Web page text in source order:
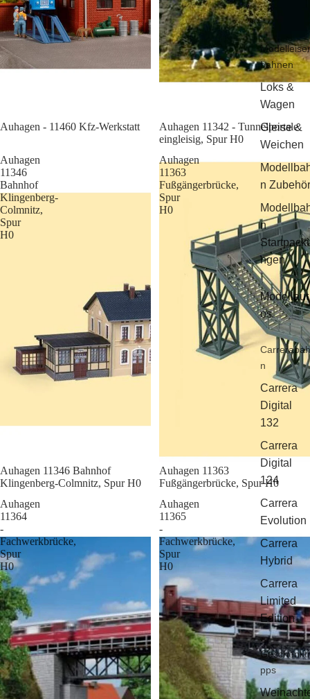
bahnen
Loks &
Wagen
Gleise &
Weichen
n Zubehör
n
ngen
Modellaut
os
Carrerabah
n
Carrera
Digital
132
Carrera
Digital
124
Carrera
Evolution
Carrera
Hybrid
Carrera
Limited
Edition
Geschenkti
pps
Sale
Auhagen - 11460 Kfz-Werkstatt
Auhagen 11342 - Tunnelportale
eingleisig, Spur H0
Auhagen
11346
Bahnhof
Klingenberg-
Colmnitz,
Spur
H0
Sale
Auhagen 11346 Bahnhof
Klingenberg-Colmnitz, Spur H0
Auhagen
11363
Fußgängerbrücke,
Spur
H0
Sale
Auhagen 11363
Fußgängerbrücke, Spur H0
Auhagen
11364
-
Fachwerkbrücke,
Spur
H0
Auhagen
11365
-
Fachwerkbrücke,
Spur
H0